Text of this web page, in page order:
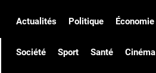
Côte
Actualités Politique Économie
Société Sport Santé Cinéma